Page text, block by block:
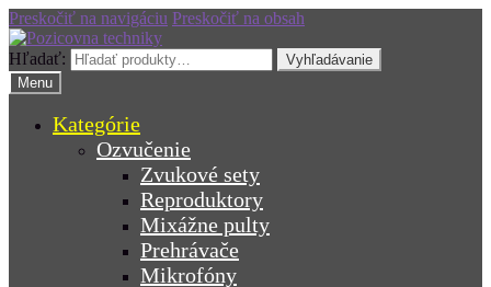
Preskočiť na navigáciu Preskočiť na obsah
Hľadať:
Vyhľadávanie
Menu
Kategórie
Ozvučenie
Zvukové sety
Reproduktory
Mixážne pulty
Prehrávače
Mikrofóny